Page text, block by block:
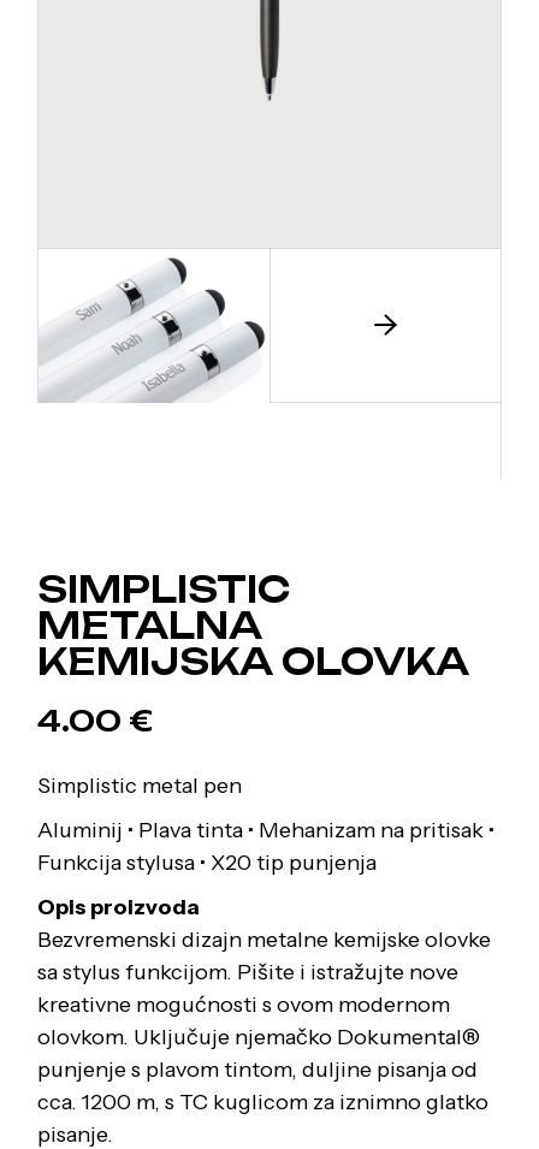
SIMPLISTIC
METALNA
KEMIJSKA OLOVKA
4.00 €
Simplistic metal pen
Aluminij • Plava tinta • Mehanizam na pritisak •
Funkcija stylusa • X20 tip punjenja
Opis proizvoda
Bezvremenski dizajn metalne kemijske olovke
sa stylus funkcijom. Pišite i istražujte nove
kreativne mogućnosti s ovom modernom
olovkom. Uključuje njemačko Dokumental®
punjenje s plavom tintom, duljine pisanja od
cca. 1200 m, s TC kuglicom za iznimno glatko
pisanje.